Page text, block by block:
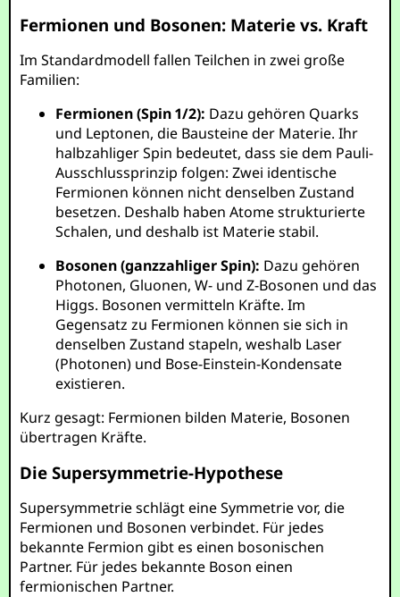
Fermionen und Bosonen: Materie vs. Kraft
Im Standardmodell fallen Teilchen in zwei große
Familien:
Fermionen (Spin 1/2): Dazu gehören Quarks
und Leptonen, die Bausteine der Materie. Ihr
halbzahliger Spin bedeutet, dass sie dem Pauli-
Ausschlussprinzip folgen: Zwei identische
Fermionen können nicht denselben Zustand
besetzen. Deshalb haben Atome strukturierte
Schalen, und deshalb ist Materie stabil.
Bosonen (ganzzahliger Spin): Dazu gehören
Photonen, Gluonen, W- und Z-Bosonen und das
Higgs. Bosonen vermitteln Kräfte. Im
Gegensatz zu Fermionen können sie sich in
denselben Zustand stapeln, weshalb Laser
(Photonen) und Bose-Einstein-Kondensate
existieren.
Kurz gesagt: Fermionen bilden Materie, Bosonen
übertragen Kräfte.
Die Supersymmetrie-Hypothese
Supersymmetrie schlägt eine Symmetrie vor, die
Fermionen und Bosonen verbindet. Für jedes
bekannte Fermion gibt es einen bosonischen
Partner. Für jedes bekannte Boson einen
fermionischen Partner.